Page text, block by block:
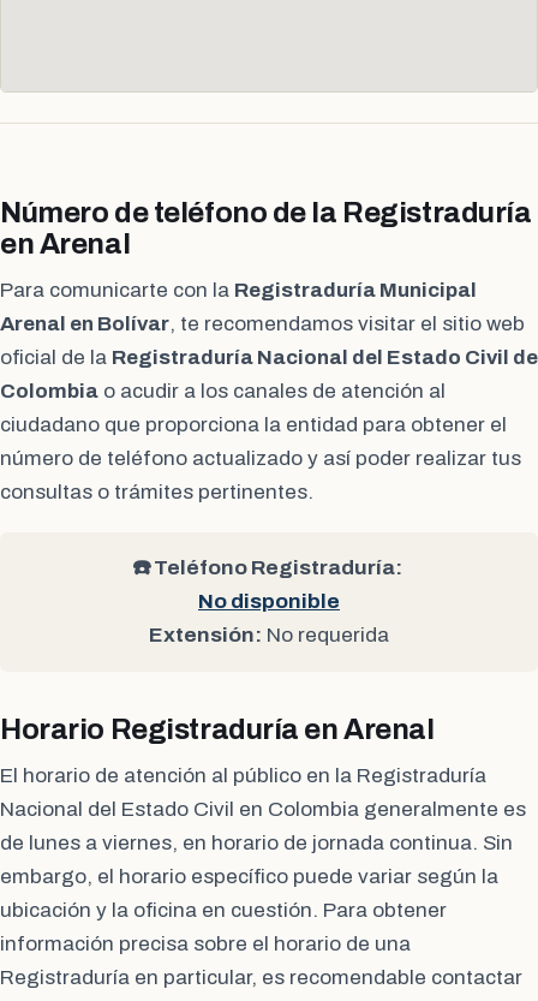
Número de teléfono de la Registraduría
en Arenal
Para comunicarte con la Registraduría Municipal
Arenal en Bolívar, te recomendamos visitar el sitio web
oficial de la Registraduría Nacional del Estado Civil de
Colombia o acudir a los canales de atención al
ciudadano que proporciona la entidad para obtener el
número de teléfono actualizado y así poder realizar tus
consultas o trámites pertinentes.
☎️ Teléfono Registraduría:
No disponible
Extensión: No requerida
Horario Registraduría en Arenal
El horario de atención al público en la Registraduría
Nacional del Estado Civil en Colombia generalmente es
de lunes a viernes, en horario de jornada continua. Sin
embargo, el horario específico puede variar según la
ubicación y la oficina en cuestión. Para obtener
información precisa sobre el horario de una
Registraduría en particular, es recomendable contactar